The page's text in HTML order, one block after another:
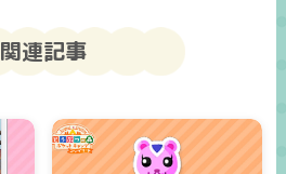
関連記事